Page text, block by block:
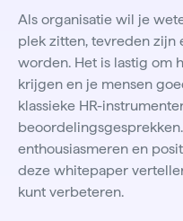
Als organisatie wil je
plek zitten, tevreden zijn
worden. Het is lastig om
krijgen en je mensen
klassieke HR-
enthousiasmeren en
deze whitepaper
kunt verbeteren.